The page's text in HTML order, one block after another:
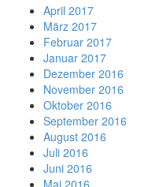
April 2017
März 2017
Februar 2017
Januar 2017
Dezember 2016
November 2016
Oktober 2016
September 2016
August 2016
Juli 2016
Juni 2016